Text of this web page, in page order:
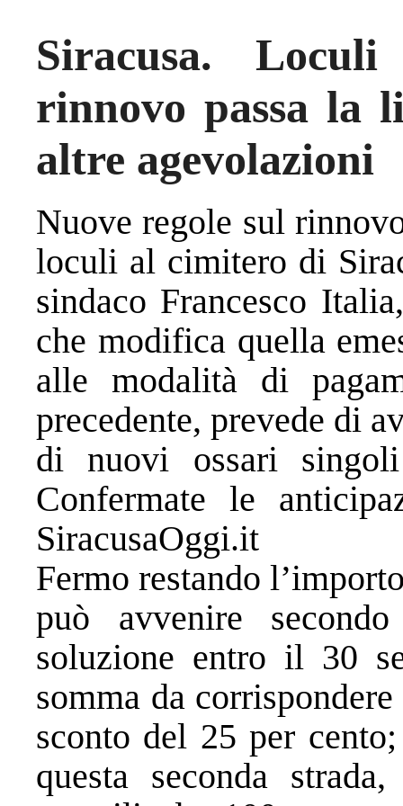
Siracusa.
rinnovo passa la
altre agevolazioni
Nuove regole sul
loculi al cimitero di
sindaco Francesco
che modifica quella
alle modalità di
precedente, prevede di
di nuovi ossari singoli
Confermate le
SiracusaOggi.it
Fermo restando
può avvenire
soluzione entro il 30
somma da
sconto del 25 per
questa seconda